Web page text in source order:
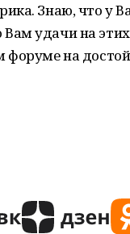
Знаю, что у
удачи на
форуме на